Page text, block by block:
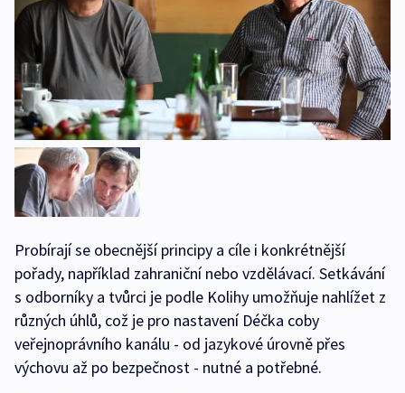
Probírají se obecnější principy a cíle i konkrétnější
pořady, například zahraniční nebo vzdělávací. Setkávání
s odborníky a tvůrci je podle Kolihy umožňuje nahlížet z
různých úhlů, což je pro nastavení Déčka coby
veřejnoprávního kanálu - od jazykové úrovně přes
výchovu až po bezpečnost - nutné a potřebné.